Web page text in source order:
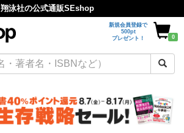
翔泳社の公式通販SEshop
新規会員登録で
500pt
プレゼント！
0